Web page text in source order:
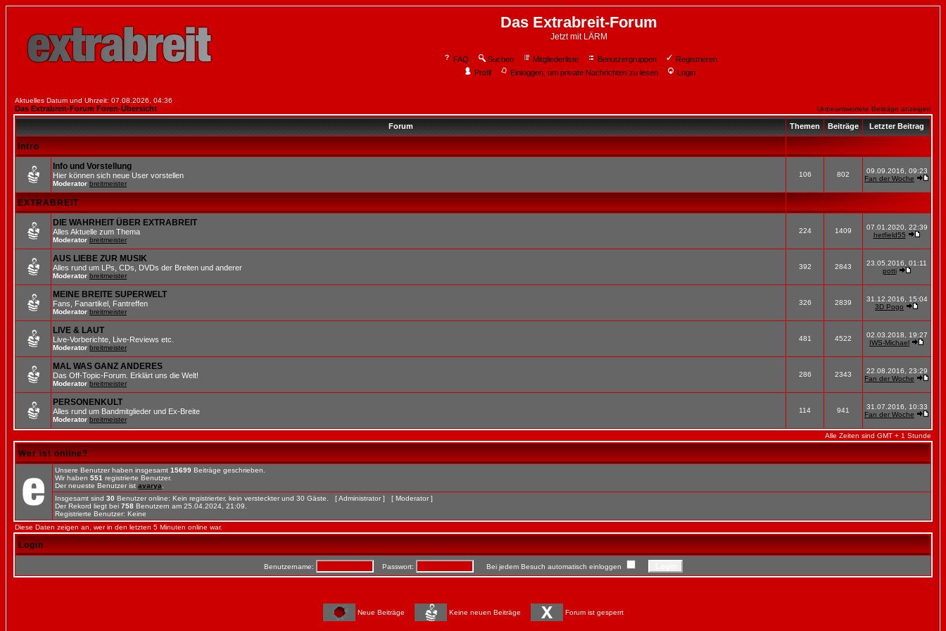
Das Extrabreit-Forum
Jetzt mit LÄRM
FAQ Suchen Mitgliederliste Benutzergruppen
Registrieren
Profil
Einloggen, um private Nachrichten zu lesen Login
Aktuelles Datum und Uhrzeit: 07.08.2026, 04:36
Das Extrabreit-Forum Foren-Übersicht Unbeantwortete Beiträge anzeigen
Forum Themen Beiträge Letzter Beitrag
Intro
Info und Vorstellung
Hier können sich neue User vorstellen
Moderator breitmeister
106 802
09.09.2016, 09:23
Fan der Woche
EXTRABREIT
DIE WAHRHEIT ÜBER EXTRABREIT
Alles Aktuelle zum Thema
Moderator breitmeister
224 1409
07.01.2020, 22:39
hetfield55
AUS LIEBE ZUR MUSIK
Alles rund um LPs, CDs, DVDs der Breiten und anderer
Moderator breitmeister
392 2843
23.05.2016, 01:11
potti
MEINE BREITE SUPERWELT
Fans, Fanartikel, Fantreffen
Moderator breitmeister
326 2839
31.12.2016, 15:04
3D Pogo
LIVE & LAUT
Live-Vorberichte, Live-Reviews etc.
Moderator breitmeister
481 4522
02.03.2018, 19:27
IWS-Michael
MAL WAS GANZ ANDERES
Das Off-Topic-Forum. Erklärt uns die Welt!
Moderator breitmeister
286 2343
22.08.2016, 23:29
Fan der Woche
PERSONENKULT
Alles rund um Bandmitglieder und Ex-Breite
Moderator breitmeister
114 941
31.07.2016, 10:33
Fan der Woche
Alle Zeiten sind GMT + 1 Stunde
Wer ist online?
Unsere Benutzer haben insgesamt 15699 Beiträge geschrieben.
Wir haben 551 registrierte Benutzer.
Der neueste Benutzer ist avarya
Insgesamt sind 30 Benutzer online: Kein registrierter, kein versteckter und 30 Gäste. [Administrator ] [ Moderator ]
Der Rekord liegt bei 758 Benutzern am 25.04.2024, 21:09.
Registrierte Benutzer: Keine
Diese Daten zeigen an, wer in den letzten 5 Minuten online war.
Login
Benutzername: Passwort: Bei jedem Besuch automatisch einloggen
Neue Beiträge Keine neuen Beiträge Forum ist gesperrt